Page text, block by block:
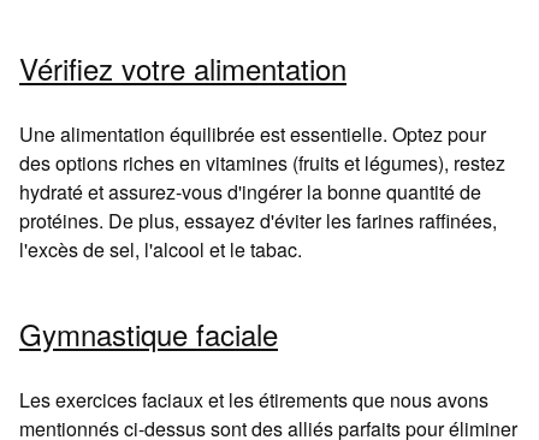
Vérifiez votre alimentation
Une alimentation équilibrée est essentielle. Optez pour
des options riches en vitamines (fruits et légumes), restez
hydraté et assurez-vous d'ingérer la bonne quantité de
protéines. De plus, essayez d'éviter les farines raffinées,
l'excès de sel, l'alcool et le tabac.
Gymnastique faciale
Les exercices faciaux et les étirements que nous avons
mentionnés ci-dessus sont des alliés parfaits pour éliminer